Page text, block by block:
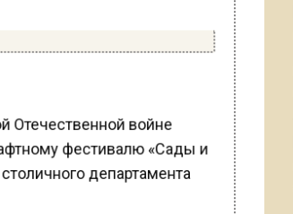
Отечественной войне
фестивалю «Сады и
департамента